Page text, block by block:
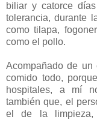
biliar y catorce
tolerancia, durante
como tilapa,
como el pollo.
Acompañado de
comido todo,
hospitales, a mí
también que, el
el de la limpieza,